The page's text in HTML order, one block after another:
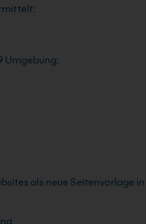
Umgebung:
als neue Seitenvorlage in